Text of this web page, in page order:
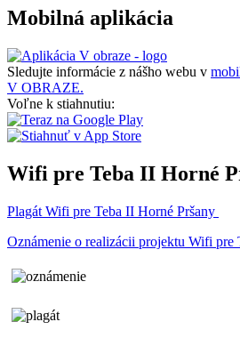
Mobilná aplikácia
Sledujte informácie z nášho webu v
V OBRAZE.
Voľne k stiahnutiu:
Wifi pre Teba II Horné
Plagát Wifi pre Teba II Horné Pršany
Oznámenie o realizácii projektu Wifi pre